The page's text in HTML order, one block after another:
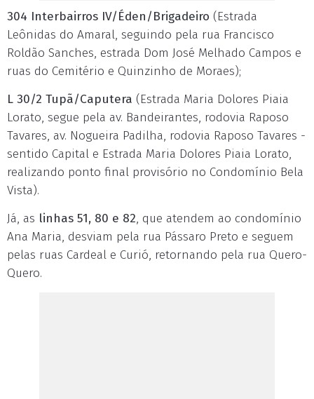
304 Interbairros IV/Éden/Brigadeiro (Estrada
Leônidas do Amaral, seguindo pela rua Francisco
Roldão Sanches, estrada Dom José Melhado Campos e
ruas do Cemitério e Quinzinho de Moraes);
L 30/2 Tupã/Caputera (Estrada Maria Dolores Piaia
Lorato, segue pela av. Bandeirantes, rodovia Raposo
Tavares, av. Nogueira Padilha, rodovia Raposo Tavares -
sentido Capital e Estrada Maria Dolores Piaia Lorato,
realizando ponto final provisório no Condomínio Bela
Vista).
Já, as linhas 51, 80 e 82, que atendem ao condomínio
Ana Maria, desviam pela rua Pássaro Preto e seguem
pelas ruas Cardeal e Curió, retornando pela rua Quero-
Quero.